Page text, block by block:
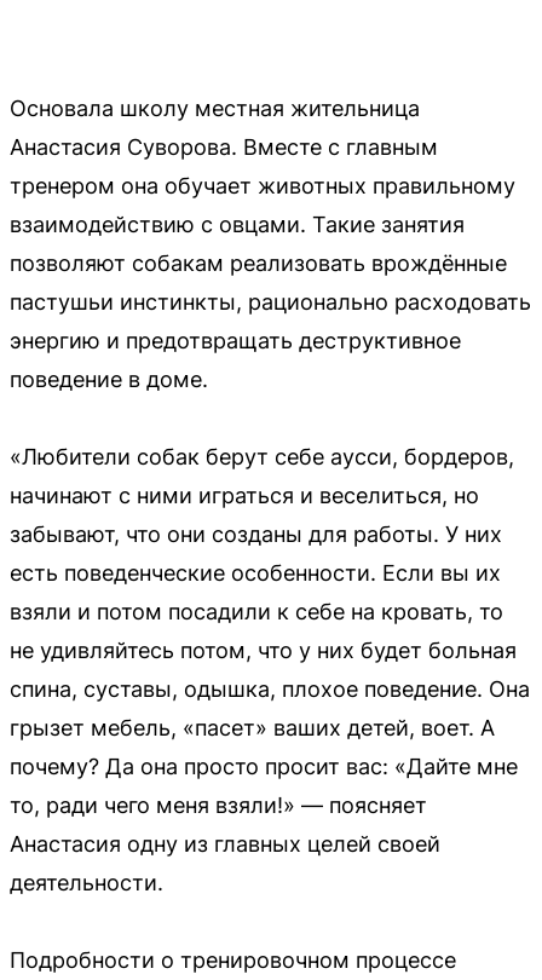
Основала школу местная жительница
Анастасия Суворова. Вместе с главным
тренером она обучает животных правильному
взаимодействию с овцами. Такие занятия
позволяют собакам реализовать врождённые
пастушьи инстинкты, рационально расходовать
энергию и предотвращать деструктивное
поведение в доме.
«Любители собак берут себе аусси, бордеров,
начинают с ними играться и веселиться, но
забывают, что они созданы для работы. У них
есть поведенческие особенности. Если вы их
взяли и потом посадили к себе на кровать, то
не удивляйтесь потом, что у них будет больная
спина, суставы, одышка, плохое поведение. Она
грызет мебель, «пасет» ваших детей, воет. А
почему? Да она просто просит вас: «Дайте мне
то, ради чего меня взяли!» — поясняет
Анастасия одну из главных целей своей
деятельности.
Подробности о тренировочном процессе